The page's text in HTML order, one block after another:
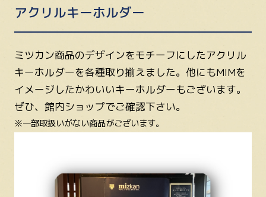
アクリルキーホルダー
ミツカン商品のデザインをモチーフにしたアクリル
キーホルダーを各種取り揃えました。他にもMIMを
イメージしたかわいいキーホルダーもございます。
ぜひ、館内ショップでご確認下さい。
※一部取扱いがない商品がございます。